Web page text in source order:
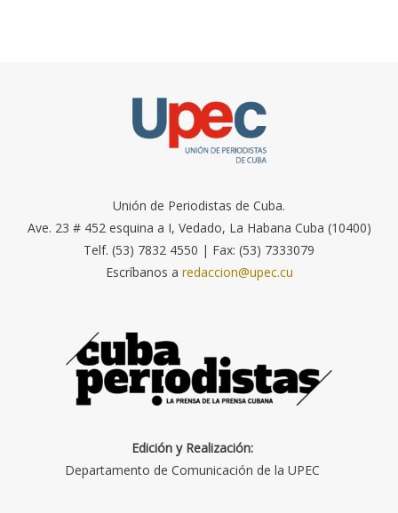
Unión de Periodistas de Cuba.
Ave. 23 # 452 esquina a I, Vedado, La Habana Cuba (10400)
Telf. (53) 7832 4550 | Fax: (53) 7333079
Escríbanos a redaccion@upec.cu
Edición y Realización:
Departamento de Comunicación de la UPEC